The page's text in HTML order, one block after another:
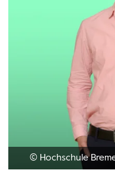
© Hochschule